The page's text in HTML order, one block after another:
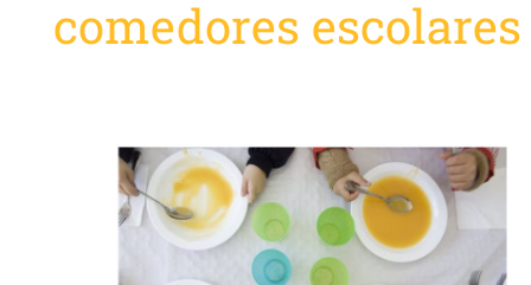
comedores escolares